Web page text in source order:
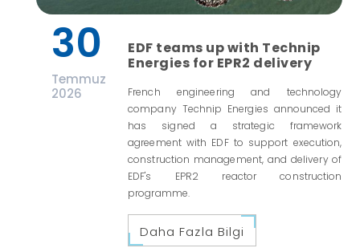
30
Temmuz
2026
EDF teams up with Technip
Energies for EPR2 delivery
French engineering and technology
company Technip Energies announced it
has signed a strategic framework
agreement with EDF to support execution,
construction management, and delivery of
EDF's EPR2 reactor construction
programme.
Daha Fazla Bilgi